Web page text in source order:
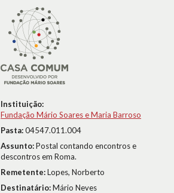
Instituição:
Fundação Mário Soares e Maria Barroso
Pasta:04547.011.004
Assunto:Postal contando encontros e
descontros em Roma.
Remetente:Lopes, Norberto
Destinatário:Mário Neves